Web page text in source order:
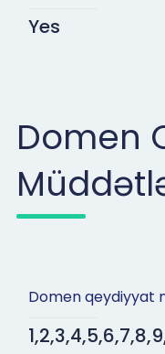
Yes
Domen
Domen qeydiyyat